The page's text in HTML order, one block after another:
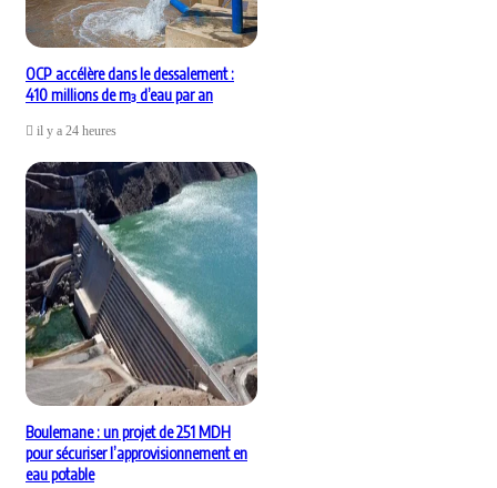
OCP accélère dans le dessalement :
410 millions de m³ d’eau par an
il y a 24 heures
Boulemane : un projet de 251 MDH
pour sécuriser l’approvisionnement en
eau potable